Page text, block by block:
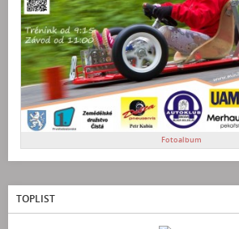
Fotoalbum
TOPLIST